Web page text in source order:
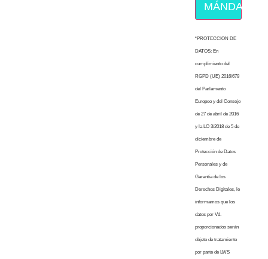
MÁNDAME
“PROTECCION DE
DATOS: En
cumplimiento del
RGPD (UE) 2016/679
del Parlamento
Europeo y del Consejo
de 27 de abril de 2016
y la LO 3/2018 de 5 de
diciembre de
Protección de Datos
Personales y de
Garantía de los
Derechos Digitales, le
informamos que los
datos por Vd.
proporcionados serán
objeto de tratamiento
por parte de LWS